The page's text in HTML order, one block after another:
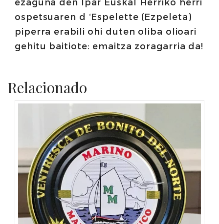
ospetsuaren d ‘Espelette (Ezpeleta)
piperra erabili ohi duten oliba olioari
gehitu baitiote: emaitza zoragarria da!
Relacionado